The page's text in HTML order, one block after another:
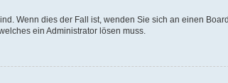
Wenn dies der Fall ist, wenden Sie sich an einen
ein Administrator lösen muss.